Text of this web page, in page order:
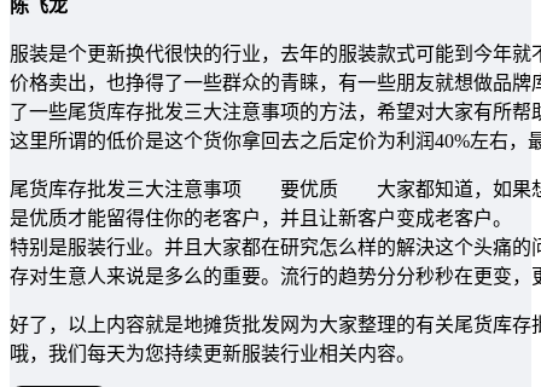
陈飞龙
服装是个更新换代很快的行业，去年的服装款式可能到今年
价格卖出，也挣得了一些群众的青睐，有一些朋友就想做品
了一些尾货库存批发三大注意事项的方法，希望对大家有
这里所谓的低价是这个货你拿回去之后定价为利润40%左右
尾货库存批发三大注意事项 要优质 大家都知道，如果想
是优质才能留得住你的老客户，并且让新客户变成老客户
特别是服装行业。并且大家都在研究怎么样的解決这个头痛
存对生意人来说是多么的重要。流行的趋势分分秒秒在更变
好了，以上内容就是地摊货批发网为大家整理的有关尾货库
哦，我们每天为您持续更新服装行业相关内容。